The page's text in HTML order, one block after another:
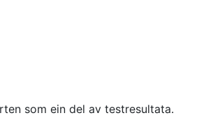
som ein del av testresultata.